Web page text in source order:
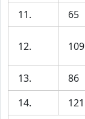
11.
65
12. 109
13. 86
14.
121